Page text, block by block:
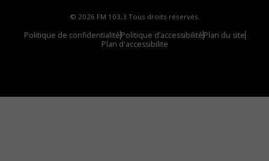
© 2026 FM 103,3 Tous droits réservés.
Politique de confidentialitéPolitique d’accessibilitéPlan du site
Plan d'accessibilite